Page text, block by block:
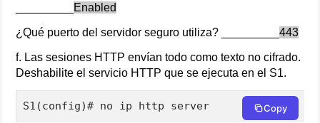
Enabled
¿Qué puerto del servidor seguro utiliza? _________443
f. Las sesiones HTTP envían todo como texto no cifrado.
Deshabilite el servicio HTTP que se ejecuta en el S1.
S1(config)# no ip http server Copy